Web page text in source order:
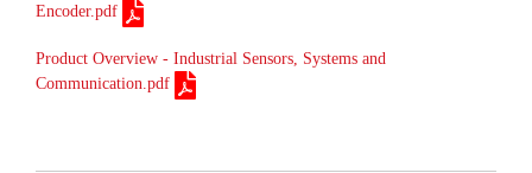
Encoder.pdf
Product Overview - Industrial Sensors, Systems and
Communication.pdf